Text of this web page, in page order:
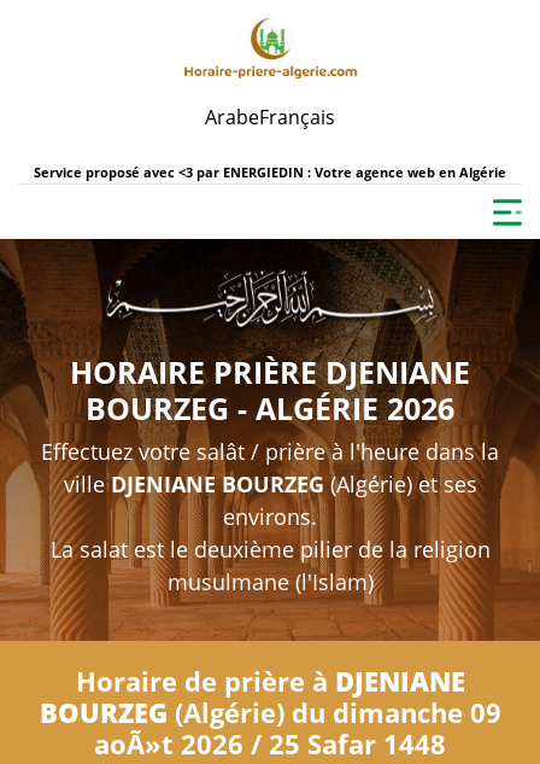
ArabeFrançais
Service proposé avec <3 par ENERGIEDIN : Votre agence web en Algérie
HORAIRE PRIÈRE DJENIANE
BOURZEG - ALGÉRIE 2026
Effectuez votre salât / prière à l'heure dans la
villeDJENIANE BOURZEG (Algérie) et ses
environs.
La salat est le deuxième pilier de la religion
musulmane (l'Islam)
Horaire de prière à DJENIANE
BOURZEG (Algérie) du dimanche 09
aoÃ»t 2026 / 25 Safar 1448